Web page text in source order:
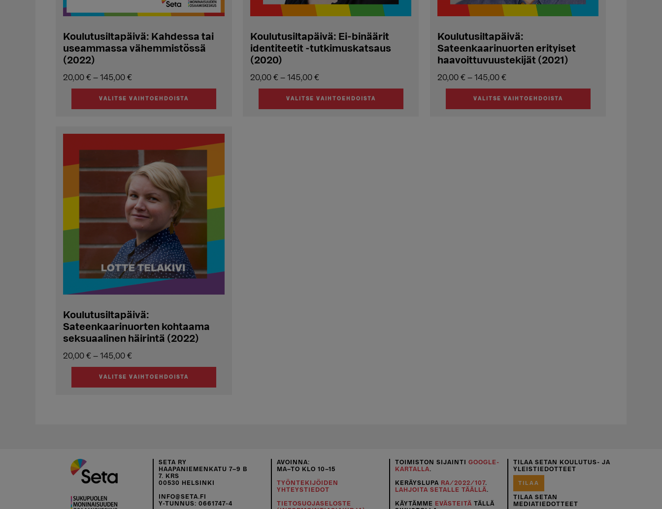
Koulutusiltapäivä: Kahdessa tai
useammassa vähemmistössä
(2022)
20,00€ – 145,00€Hintaluokka:
20,00 €
-
VALITSE VAIHTOEHDOISTA
useampi
muunnelma.
Voit
valinnat
sivulla.
Koulutusiltapäivä: Ei-binäärit
identiteetit -tutkimuskatsaus
(2020)
20,00€ – 145,00€Hintaluokka:
20,00 €
-
VALITSE VAIHTOEHDOISTA
Koulutusiltapäivä:
Sateenkaarinuorten erityiset
haavoittuvuustekijät (2021)
20,00€ – 145,00€Hintaluokka:
20,00 €
-
VALITSE VAIHTOEHDOISTA
Koulutusiltapäivä:
Sateenkaarinuorten kohtaama
seksuaalinen häirintä (2022)
20,00€ – 145,00€Hintaluokka:
20,00 €
-
VALITSE VAIHTOEHDOISTA
tehdä
valinnat
sivulla.
SETA RY
HAAPANIEMENKATU 7–9 B
7. KRS
00530 HELSINKI
INFO@SETA.FI
Y-TUNNUS: 0661747-4
AVOINNA:
MA–TO KLO 10–15
TYÖNTEKIJÖIDEN
YHTEYSTIEDOT
TIETOSUOJASELOSTE
TOIMISTON SIJAINTI GOOGLE-
KARTALLA.
KERÄYSLUPA RA/2022/107.
LAHJOITA SETALLE TÄÄLLÄ.
KÄYTÄMME EVÄSTEITÄ TÄLLÄ
TILAA SETAN KOULUTUS- JA
YLEISTIEDOTTEET
TILAA
TILAA SETAN
MEDIATIEDOTTEET